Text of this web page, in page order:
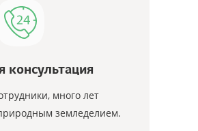
консультация
много лет
земледелием.